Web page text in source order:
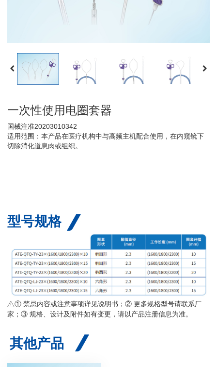
一次性使用电圈套器
国械注准20203010342
适用范围：本产品在医疗机构中与高频主机配合使用，在内窥镜下
切除消化道息肉或组织。
型号规格
① 禁忌内容或注意事项详见说明书；② 更多规格型号请联系厂
家；③ 规格、设计及附件如有变更，请以产品注册信息为准。
其他产品